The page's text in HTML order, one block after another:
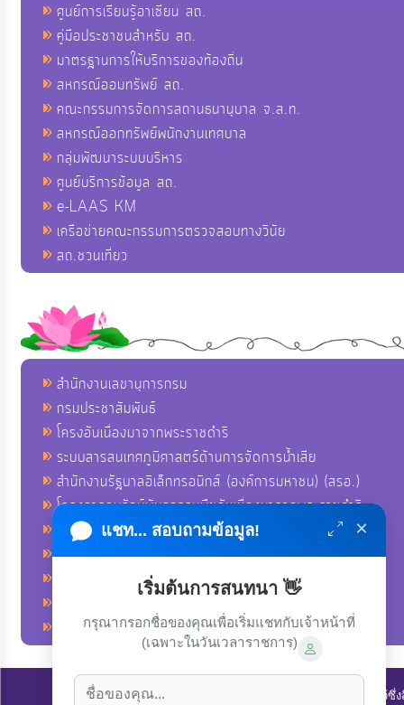
ศูนย์การเรียนรู้อาเซียน สถ.
คู่มือประชาชนสำหรับ สถ.
มาตรฐานการให้บริการของท้องถิ่น
สหกรณ์ออมทรัพย์ สถ.
คณะกรรมการจัดการสถานธนานุบาล จ.ส.ท.
สหกรณ์ออกทรัพย์พนักงานเทศบาล
กลุ่มพัฒนาระบบบริหาร
ศูนย์บริการข้อมูล สถ.
e-LAAS KM
เครือข่ายคณะกรรมการตรวจสอบทางวินัย
สถ.ชวนเที่ยว
สำนักงานเลขานุการกรม
กรมประชาสัมพันธ์
โครงอันเนื่องมาจากพระราชดำริ
ระบบสารสนเทศภูมิศาสตร์ด้านการจัดการน้ำเสีย
สำนักงานรัฐบาลอิเล็กทรอนิกส์ (องค์การมหาชน) (สรอ.)
โครงการอนุรักษ์พันธุกรรมพืชอันเนื่องมาจากพระราชดำริ
คลังข่าวมหาไทย
คู่มือตาม พ.ร.บ.อำนวยความสดวกฯ
ฐานข้อมูลหน่วยงานภาครัฐ (INFO)
ศูนย์อำนวยการบริหารจังหวัดชายแดนภาคใต้ ศอ.บต.
ลิขสิทธิ์ © 2022-2023 องค์การบริหารส่วนตำบลนาโพธิ์. ขอสงวนไว้
แชท... สอบถามข้อมูล! ×
เริ่มต้นการสนทนา 👋
กรุณากรอกชื่อของคุณเพื่อเริ่มแชทกับเจ้าหน้าที่
(เฉพาะในวันเวลาราชการ)